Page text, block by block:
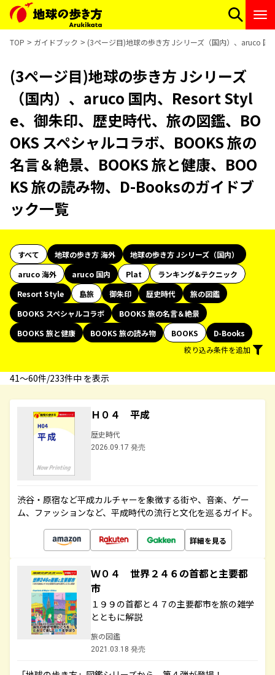
TOP ガイドブック (3ページ目)地球の歩き方 Jシリーズ（国内）、aruco 国
(3ページ目)地球の歩き方 Jシリーズ
（国内）、aruco 国内、Resort Styl
e、御朱印、歴史時代、旅の図鑑、BO
OKS スペシャルコラボ、BOOKS 旅の
名言＆絶景、BOOKS 旅と健康、BOO
KS 旅の読み物、D-Booksのガイドブ
ック一覧
すべて 地球の歩き方 海外
地球の歩き方 Jシリーズ（国内）
aruco 海外
aruco 国内 Plat
ランキング&テクニック
Resort Style
島旅 御朱印 歴史時代
旅の図鑑
BOOKS スペシャルコラボ
BOOKS 旅の名言＆絶景
BOOKS 旅と健康
BOOKS 旅の読み物 BOOKS
D-Books
絞り込み条件を追加
41〜60件/233件中 を表示
Ｈ０４ 平成
歴史時代
2026.09.17 発売
渋谷・原宿など平成カルチャーを象徴する街や、音楽、ゲー
ム、ファッションなど、平成時代の流行と文化を巡るガイド。
詳細を見る
Ｗ０４ 世界２４６の首都と主要都
市
１９９の首都と４７の主要都市を旅の雑学
とともに解説
旅の図鑑
2021.03.18 発売